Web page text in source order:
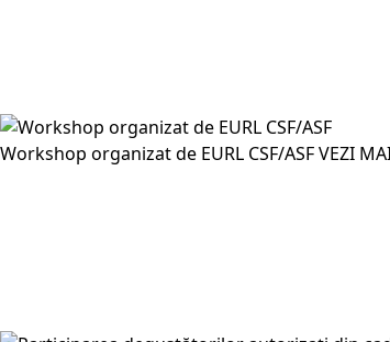
Workshop organizat de EURL CSF/ASFVEZI